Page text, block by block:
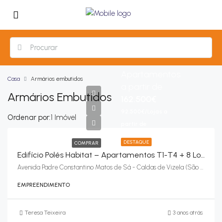
Casa Armários embutidos
Armários Embutidos
1 Imóvel
Ordenar por:
DESTAQUE
COMPRAR
Edifício Polés Habitat – Apartamentos T1-T4 + 8 Lojas – Caldas De Vizela (São Miguel E São João), Vizela
Avenida Padre Constantino Matos de Sá - Caldas de Vizela (São Miguel e São João), Vizela
EMPREENDIMENTO
Teresa Teixeira 3 anos atrás